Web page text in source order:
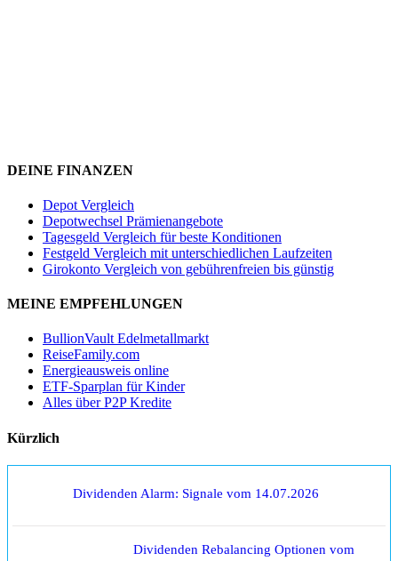
DEINE FINANZEN
Depot Vergleich
Depotwechsel Prämienangebote
Tagesgeld Vergleich für beste Konditionen
Festgeld Vergleich mit unterschiedlichen Laufzeiten
Girokonto Vergleich von gebührenfreien bis günstig
MEINE EMPFEHLUNGEN
BullionVault Edelmetallmarkt
ReiseFamily.com
Energieausweis online
ETF-Sparplan für Kinder
Alles über P2P Kredite
Kürzlich
Dividenden Alarm: Signale vom 14.07.2026
Dividenden Rebalancing Optionen vom